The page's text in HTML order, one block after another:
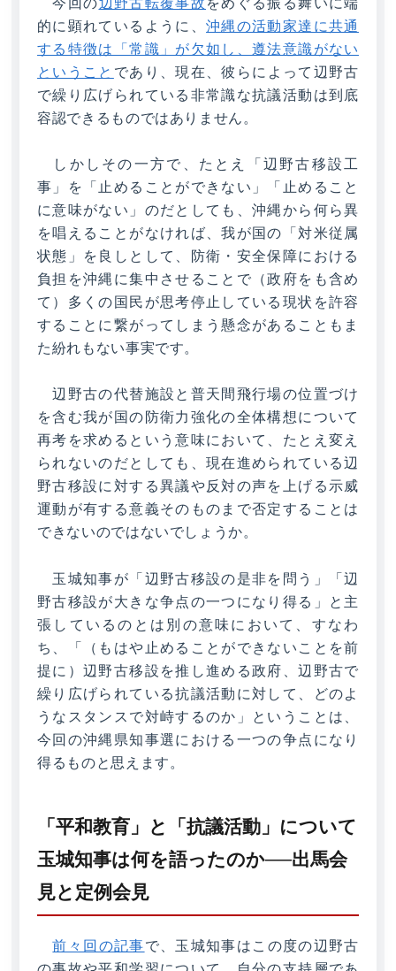
的に顕れているように、沖縄の活動家達に共通
する特徴は「常識」が欠如し、遵法意識がない
ということ であり、現在、彼らによって辺野古
で繰り広げられている非常識な抗議活動は到底
容認できるものではありません。
しかしその一方で、たとえ「辺野古移設工
事」を「止めることができない」「止めること
に意味がない」のだとしても、沖縄から何ら異
を唱えることがなければ、我が国の「対米従属
状態」を良しとして、防衛・安全保障における
負担を沖縄に集中させることで（政府をも含め
て）多くの国民が思考停止している現状を許容
することに繋がってしまう懸念があることもま
た紛れもない事実です。
辺野古の代替施設と普天間飛行場の位置づけ
を含む我が国の防衛力強化の全体構想について
再考を求めるという意味において、たとえ変え
られないのだとしても、現在進められている辺
野古移設に対する異議や反対の声を上げる示威
運動が有する意義そのものまで否定することは
できないのではないでしょうか。
玉城知事が「辺野古移設の是非を問う」「辺
野古移設が大きな争点の一つになり得る」と主
張しているのとは別の意味において、すなわ
ち、「（もはや止めることができないことを前
提に）辺野古移設を推し進める政府、辺野古で
繰り広げられている抗議活動に対して、どのよ
うなスタンスで対峙するのか」ということは、
今回の沖縄県知事選における一つの争点になり
得るものと思えます。
「平和教育」と「抗議活動」について
玉城知事は何を語ったのか──出馬会
見と定例会見
前々回の記事で、玉城知事はこの度の辺野古